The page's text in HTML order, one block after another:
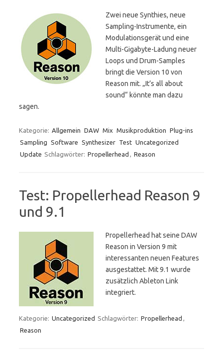
Zwei neue Synthies, neue
Sampling-Instrumente, ein
Modulationsgerät und eine
Multi-Gigabyte-Ladung neuer
Loops und Drum-Samples
bringt die Version 10 von
Reason mit. „It’s all about
sound“ könnte man dazu
sagen.
Kategorie: Allgemein DAW Mix Musikproduktion Plug-ins
Sampling Software Synthesizer Test Uncategorized
Update Schlagwörter: Propellerhead , Reason
Test: Propellerhead Reason 9
und 9.1
Propellerhead hat seine DAW
Reason in Version 9 mit
interessanten neuen Features
ausgestattet. Mit 9.1 wurde
zusätzlich Ableton Link
integriert.
Kategorie: Uncategorized Schlagwörter: Propellerhead ,
Reason